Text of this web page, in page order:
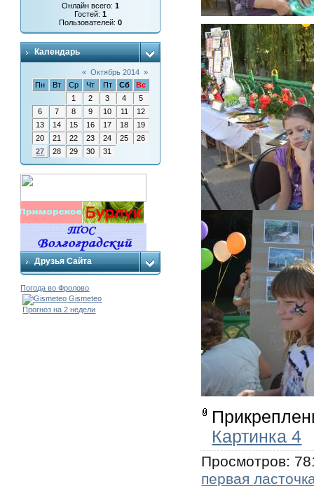
Онлайн всего:1
Гостей:1
Пользователей:0
Календарь
« Октябрь 2014 »
Пн
Вт Ср Чт Пт Сб
Вс
1
2 3 4
5
6
7 8 9 10 11
12
13
14 15 16 17 18
19
20
21 22 23 24 25
26
27
28 29 30 31
Друзья Сайта
Погода во Фролово
Gismeteo
Прогноз на 2 недели
Картинка 4
Просмотров:
первая